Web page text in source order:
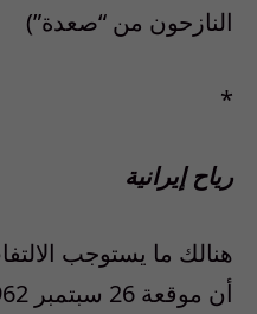
النازحون من “صعدة”)
*
رياح إيرانية
هنالك ما يستوجب